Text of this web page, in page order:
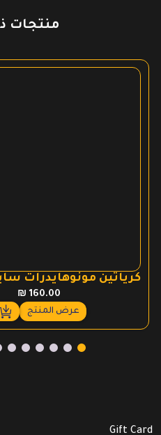
منتجات
كرياتين مونوهايدرات سايتك حب
₪ 160.00
عرض المنتج
Gift Card